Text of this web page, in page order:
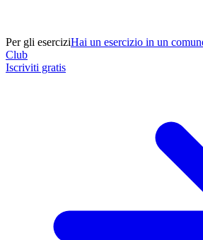
Per gli eserciziHai un esercizio in un
Club
Iscriviti gratis